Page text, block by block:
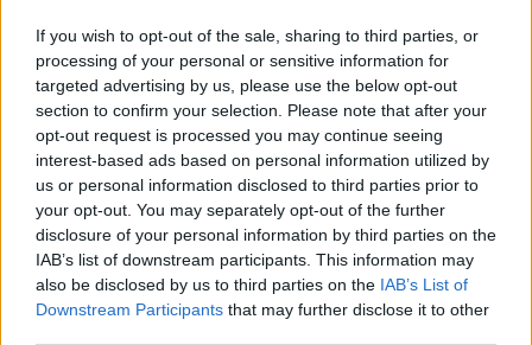
If you wish to opt-out of the sale, sharing to third parties, or
processing of your personal or sensitive information for
targeted advertising by us, please use the below opt-out
section to confirm your selection. Please note that after your
opt-out request is processed you may continue seeing
interest-based ads based on personal information utilized by
us or personal information disclosed to third parties prior to
your opt-out. You may separately opt-out of the further
disclosure of your personal information by third parties on the
IAB’s list of downstream participants. This information may
also be disclosed by us to third parties on the IAB’s List of
Downstream Participants that may further disclose it to other
Bon mais alors on fait comment pour coucher avec un
homme ?
1. Que dit notre tête ?
Posons-les choses entre nous et nous : est-ce qu’il te
plait ? Oui. Est-ce qu’il veut seulement coucher avec toi ?
Oui. Ah merde bon… Peut-être qu’on va plutôt éviter les
larmes et les envies de meurtre… Est-ce que nous, on
veut juste coucher avec lui ? Oui ! Bon… Attention à ne
pas lui faire de mal tout de même, il veut peut-être plus…
Après cette petite interview de nous-même, on aura les
idées plus claires (ou tellement embourbées qu’on
picolera, fera n’importe quoi et puis tant pis, ça arrive.)